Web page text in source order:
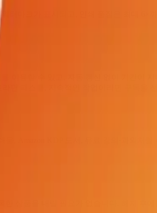
터마크가 표시되고, 인쇄 품질은 최대 6×
이용할 수 있고, 자동 갱신 없이 기간이 지
면 패스를, 지속적인 작업이라면 구독을 선
, Amazon KDP 도서, 유료 강의·과외처
상품을 내릴 필요가 없습니다. 해지 후